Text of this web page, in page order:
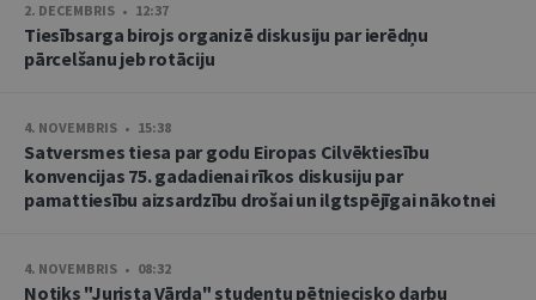
2. DECEMBRIS • 12:37
Tiesībsarga birojs organizē diskusiju par ierēdņu
pārcelšanu jeb rotāciju
4. NOVEMBRIS • 15:38
Satversmes tiesa par godu Eiropas Cilvēktiesību
konvencijas 75. gadadienai rīkos diskusiju par
pamattiesību aizsardzību drošai un ilgtspējīgai nākotnei
4. NOVEMBRIS • 08:32
Notiks "Jurista Vārda" studentu pētniecisko darbu